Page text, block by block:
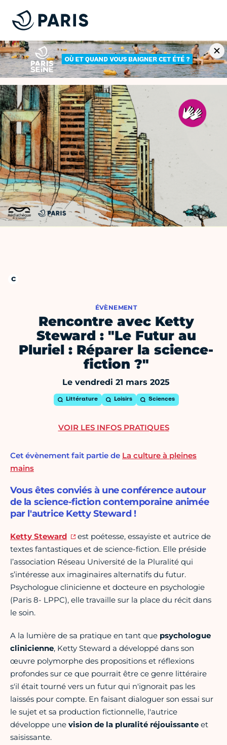
ÉVÈNEMENT
Rencontre avec Ketty
Steward : "Le Futur au
Pluriel : Réparer la science-
fiction ?"
Le vendredi 21 mars 2025
Littérature Loisirs Sciences
Cet évènement fait partie de La culture à pleines
mains
Vous êtes conviés à une conférence autour
de la science-fiction contemporaine animée
par l'autrice Ketty Steward !
Ketty Steward
est poétesse, essayiste et autrice de
textes fantastiques et de science-fiction. Elle préside
l’association Réseau Université de la Pluralité qui
s’intéresse aux imaginaires alternatifs du futur.
Psychologue clinicienne et docteure en psychologie
(Paris 8- LPPC), elle travaille sur la place du récit dans
le soin.
A la lumière de sa pratique en tant que psychologue
clinicienne, Ketty Steward a développé dans son
œuvre polymorphe des propositions et réflexions
profondes sur ce que pourrait être ce genre littéraire
s'il était tourné vers un futur qui n'ignorait pas les
laissés pour compte. En faisant dialoguer son essai sur
le sujet et sa production fictionnelle, l'autrice
développe une vision de la pluralité réjouissante et
saisissante.
VOIR LES INFOS PRATIQUES